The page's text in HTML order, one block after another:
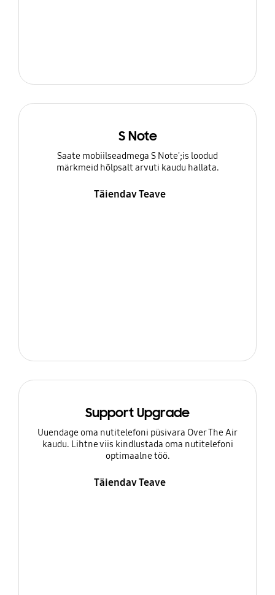
S Note
Saate mobiilseadmega S Note';is loodud
märkmeid hõlpsalt arvuti kaudu hallata.
Täiendav Teave
Support Upgrade
Uuendage oma nutitelefoni püsivara Over The Air
kaudu. Lihtne viis kindlustada oma nutitelefoni
optimaalne töö.
Täiendav Teave